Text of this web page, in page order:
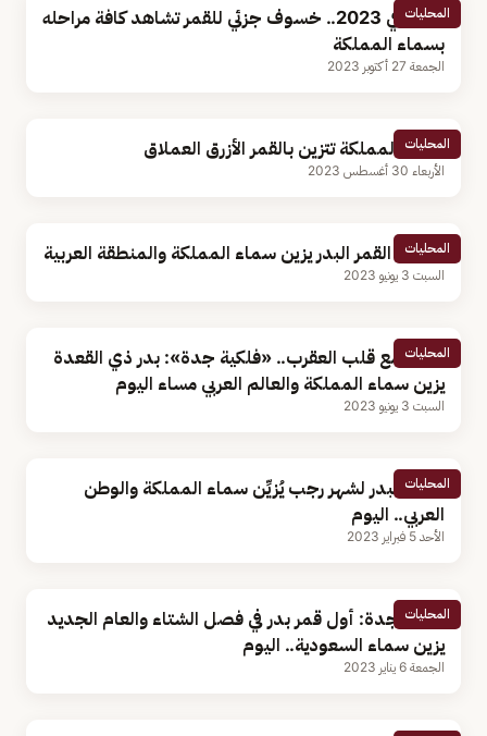
المحليات
الأخير في 2023.. خسوف جزئي للقمر تشاهد كافة مراحله
بسماء المملكة
الجمعة 27 أكتوبر 2023
المحليات
سماء المملكة تتزين بالقمر الأزرق العملاق
الأربعاء 30 أغسطس 2023
المحليات
الليلة.. القمر البدر يزين سماء المملكة والمنطقة العربية
السبت 3 يونيو 2023
المحليات
مقترنًا مع قلب العقرب.. «فلكية جدة»: بدر ذي القعدة
يزين سماء المملكة والعالم العربي مساء اليوم
السبت 3 يونيو 2023
المحليات
القمر البدر لشهر رجب يُزيِّن سماء المملكة والوطن
العربي.. اليوم
الأحد 5 فبراير 2023
المحليات
فلكية جدة: أول قمر بدر في فصل الشتاء والعام الجديد
يزين سماء السعودية.. اليوم
الجمعة 6 يناير 2023